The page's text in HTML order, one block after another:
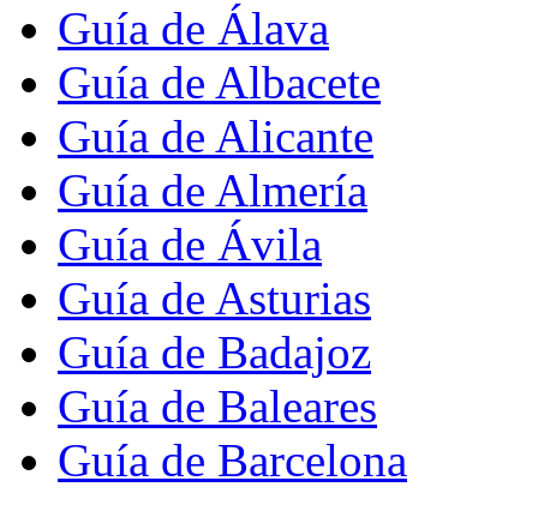
Guía de Álava
Guía de Albacete
Guía de Alicante
Guía de Almería
Guía de Ávila
Guía de Asturias
Guía de Badajoz
Guía de Baleares
Guía de Barcelona